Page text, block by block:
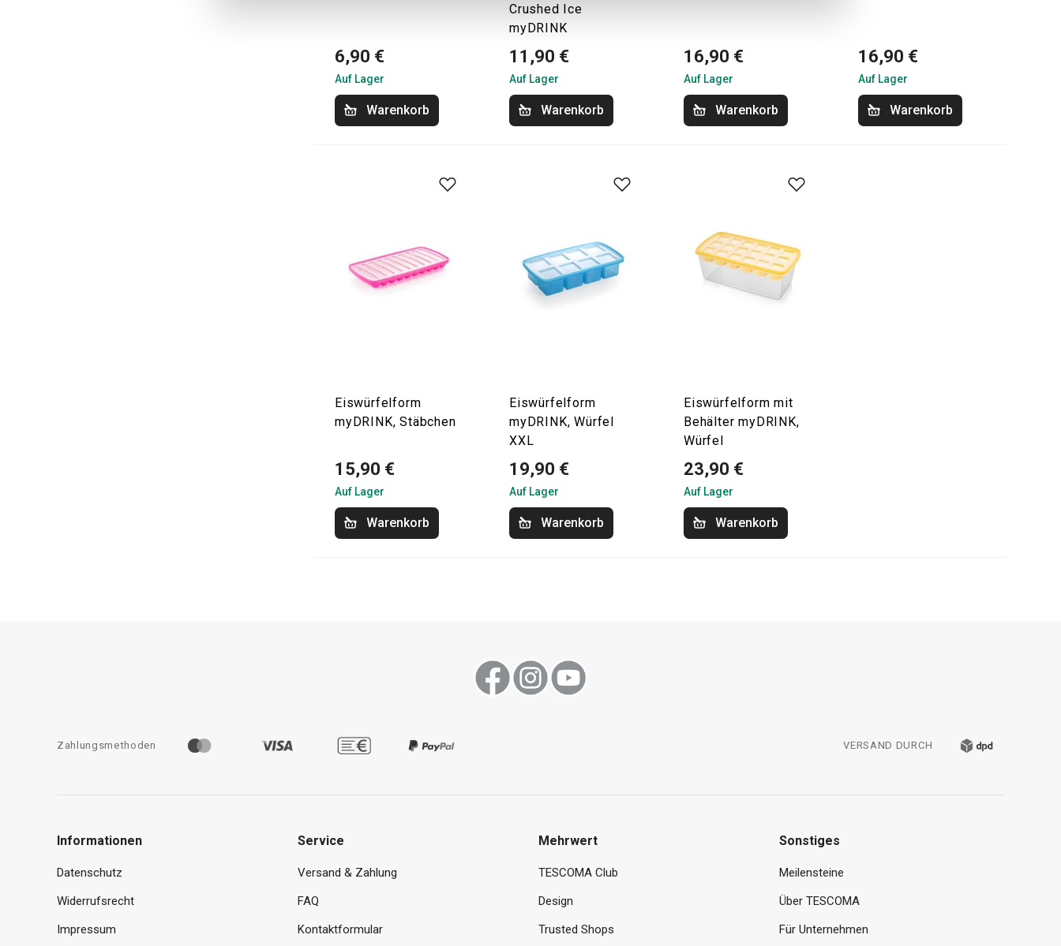
6,90 €
Auf Lager
Warenkorb
Crushed Ice
myDRINK
11,90 €
Auf Lager
Warenkorb
16,90 €
Auf Lager
Warenkorb
16,90 €
Auf Lager
Warenkorb
Eiswürfelform
myDRINK, Stäbchen
15,90 €
Auf Lager
Warenkorb
Eiswürfelform
myDRINK, Würfel
XXL
19,90 €
Auf Lager
Warenkorb
Eiswürfelform mit
Behälter myDRINK,
Würfel
23,90 €
Auf Lager
Warenkorb
Zahlungsmethoden VERSAND DURCH
Informationen
Datenschutz
Widerrufsrecht
Impressum
Service
Versand & Zahlung
FAQ
Kontaktformular
Mehrwert
TESCOMA Club
Design
Trusted Shops
Sonstiges
Meilensteine
Über TESCOMA
Für Unternehmen